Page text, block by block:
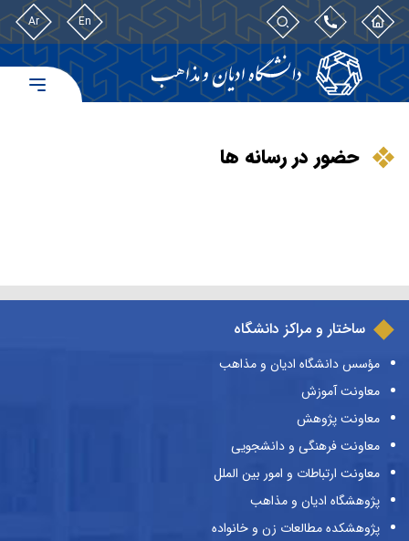
En
Ar
حضور در رسانه ها
ساختار و مراکز دانشگاه
مؤسس دانشگاه ادیان و مذاهب
معاونت آموزش
معاونت پژوهش
معاونت فرهنگی و دانشجویی
معاونت ارتباطات و امور بین الملل
پژوهشگاه ادیان و مذاهب
پژوهشکده مطالعات زن و خانواده